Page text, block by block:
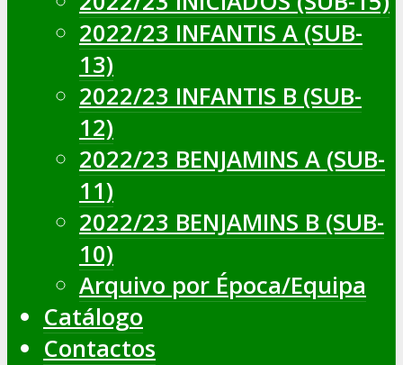
2022/23 INFANTIS A (SUB-
13)
2022/23 INFANTIS B (SUB-
12)
2022/23 BENJAMINS A (SUB-
11)
2022/23 BENJAMINS B (SUB-
10)
Arquivo por Época/Equipa
Catálogo
Contactos